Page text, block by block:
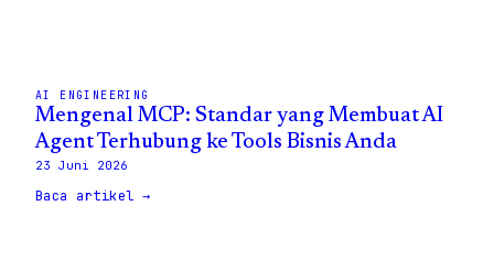
AI ENGINEERING
Mengenal MCP: Standar yang Membuat AI
Agent Terhubung ke Tools Bisnis Anda
23 Juni 2026
Baca artikel →